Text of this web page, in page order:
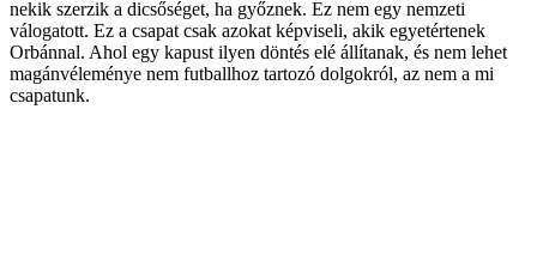
nekik szerzik a dicsőséget, ha győznek. Ez nem egy nemzeti
válogatott. Ez a csapat csak azokat képviseli, akik egyetértenek
Orbánnal. Ahol egy kapust ilyen döntés elé állítanak, és nem lehet
magánvéleménye nem futballhoz tartozó dolgokról, az nem a mi
csapatunk.